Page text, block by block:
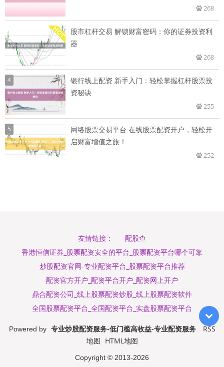
268
股市杠杆交易 解锁财富密码：你的证券投资利
器
268
4
银行线上配资 新手入门：轻松掌握杠杆股票投
资秘诀
255
5
网络股票交易平台 在线股票配资开户，轻松开
启财富增值之旅！
252
友情链接：
配股查
香港恒信证券_股票配资安全的平台_股票配资平台哪个可靠
炒股配资官网-专业配资平台_股票配资平台推荐
配资官方开户_配资平台开户_配资网上开户
鼎合配资公司_线上股票配资炒股_线上股票配资软件
全国股票配资平台_全国配资平台_实盘股票配资平台
Powered by 专业炒股配资服务-低门槛高收益-专业配资服务
RSS
地图 HTML地图
Copyright © 2013-2026